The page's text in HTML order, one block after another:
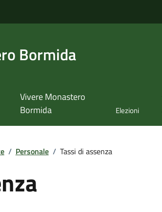
Bormida
Vivere Monastero
Bormida
Elezioni
/ Personale / Tassi di assenza